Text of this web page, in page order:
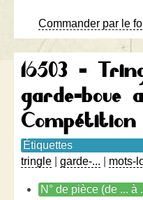
Commander par le
16503 -
garde-boue
Compétition
Étiquettes
tringle
garde-... mots-
N° de pièce (de ... à